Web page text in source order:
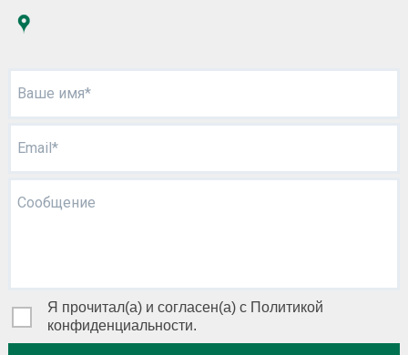
Ваше имя*
Email*
Сообщение
Я прочитал(а) и согласен(а) с Политикой
конфиденциальности.